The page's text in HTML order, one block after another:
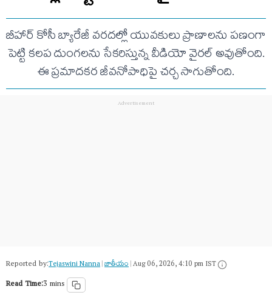
బీహార్ కోసీ బ్యారేజీ వరదల్లో యువకులు ప్రాణాలను పణంగా
పెట్టి కలప దుంగలను సేకరిస్తున్న వీడియో వైరల్ అవుతోంది.
ఈ ప్రమాదకర జీవనోపాధిపై చర్చ సాగుతోంది.
Reported by:Tejaswini Nanna|జాతీయం|Aug 06, 2026, 4:10 pm IST
Read Time:3 mins